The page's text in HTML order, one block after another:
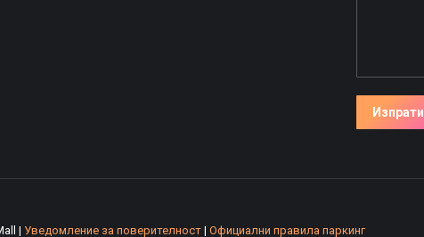
Изпрати
| Уведомление за поверителност | Официални правила паркинг